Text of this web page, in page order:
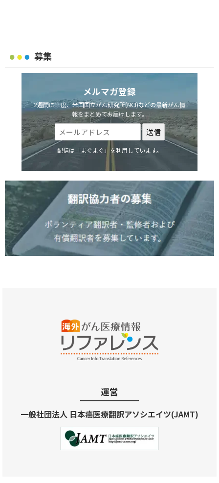
募集
メルマガ登録
2週間に一度、米国国立がん研究所(NCI)などの最新がん情
報をまとめてお届けします。
配信は「まぐまぐ」を利用しています。
運営
一般社団法人 日本癌医療翻訳アソシエイツ(JAMT)